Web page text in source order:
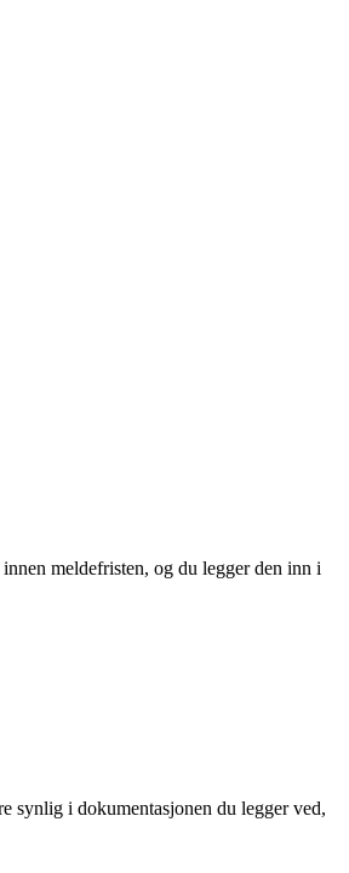
meldefristen, og du legger den inn i
synlig i dokumentasjonen du legger ved,